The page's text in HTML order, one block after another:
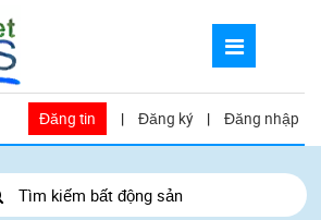
Đăng tin | Đăng ký | Đăng nhập
Tìm kiếm bất động sản